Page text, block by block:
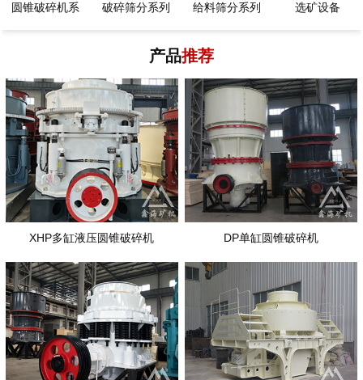
圆锥破碎机系
列
破碎筛分系列 给料筛分系列 选矿设备
产品推荐
XHP多缸液压圆锥破碎机 DP单缸圆锥破碎机